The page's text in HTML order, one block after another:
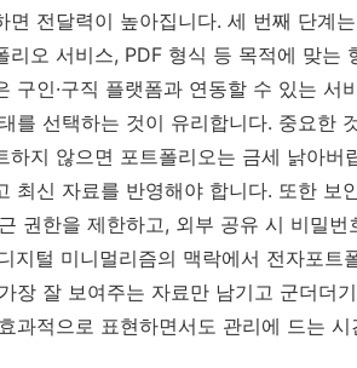
면 전달력이 높아집니다. 세 번째 단계
리오 서비스, PDF 형식 등 목적에 맞는
구인·구직 플랫폼과 연동할 수 있는 서
를 선택하는 것이 유리합니다. 중요한
하지 않으면 포트폴리오는 금세 낡아버
최신 자료를 반영해야 합니다. 또한 보
권한을 제한하고, 외부 공유 시 비밀
지털 미니멀리즘의 맥락에서 전자포트
장 잘 보여주는 자료만 남기고 군더더
과적으로 표현하면서도 관리에 드는